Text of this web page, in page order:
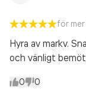
för
Hyra av markv.
och vänligt
0 0